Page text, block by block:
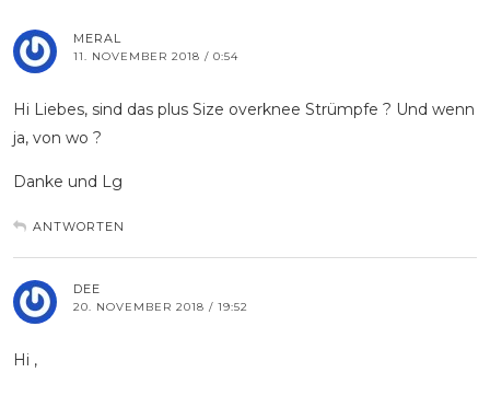
MERAL
11. NOVEMBER 2018 / 0:54
Hi Liebes, sind das plus Size overknee Strümpfe ? Und wenn
ja, von wo ?
Danke und Lg
ANTWORTEN
DEE
20. NOVEMBER 2018 / 19:52
Hi ,